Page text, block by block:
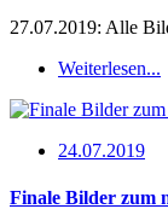
27.07.2019: Alle
Weiterlesen...
24.07.2019
Finale Bilder zum